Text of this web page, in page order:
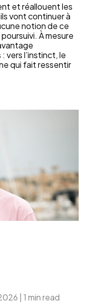
et réallouent les
vont continuer à
notion de ce
À mesure
vers l’instinct, le
qui fait ressentir
| 1 min read